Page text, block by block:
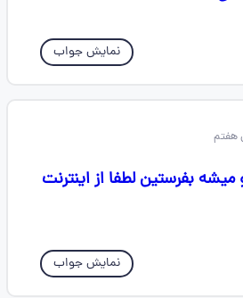
نمایش جواب
دوستان ص 18 رو میشه بفرستین لطفا از اینترنت
نمایش جواب